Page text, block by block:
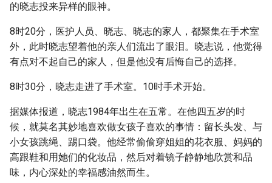
的晓志投来异样的眼神。
8时20分，医护人员、晓志、晓志的家人，都聚集在手术室
外，此时晓志望着他的亲人们流出了眼泪。晓志说，他觉得
有点对不起自己的家人，但是他没有后悔自己的选择。
8时30分，晓志走进了手术室。10时手术开始。
据媒体报道，晓志1984年出生在五常。在他四五岁的时
候，就莫名其妙地喜欢做女孩子喜欢的事情：留长头发、与
小女孩跳绳、踢口袋。他经常偷偷穿姐姐的花衣服、妈妈的
高跟鞋和用她们的化妆品，然后对着镜子静静地欣赏和品
味，内心深处的幸福感油然而生。